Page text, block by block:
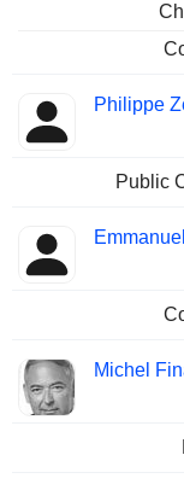
Philippe
Public
Michel